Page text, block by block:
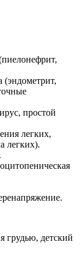
(эндометрит,
простой
легких,
легких).
грудью, детский